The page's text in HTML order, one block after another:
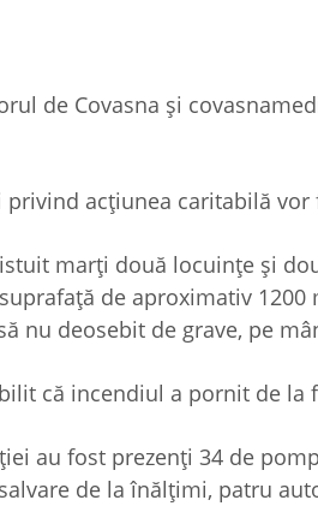
de Covasna și
acțiunea caritabilă
marți două locuințe și
de aproximativ
nu deosebit de grave, pe
că incendiul a pornit de la
au fost prezenți 34 de
de la înălțimi, patru